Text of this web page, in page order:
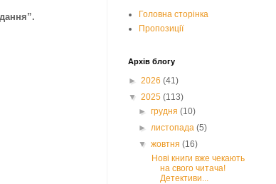
Головна сторінка
Пропозиції
Архів блогу
► 2026 (41)
▼ 2025 (113)
►грудня(10)
►листопада(5)
▼жовтня(16)
Нові книги вже чекають
на свого читача!
Детективи...